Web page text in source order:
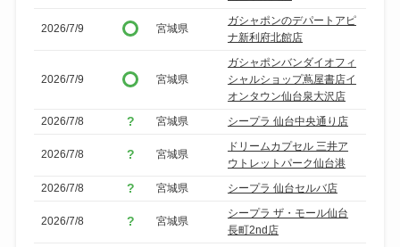
2026/7/9 宮城県
ガシャポンのデパートアピ
ナ新利府北館店
2026/7/9 宮城県
ガシャポンバンダイオフィ
シャルショップ蔦屋書店イ
オンタウン仙台泉大沢店
2026/7/8
宮城県 シープラ 仙台中央通り店
2026/7/8 宮城県
ドリームカプセル 三井ア
ウトレットパーク仙台港
2026/7/8
宮城県 シープラ 仙台セルバ店
2026/7/8 宮城県
シープラ ザ・モール仙台
長町2nd店